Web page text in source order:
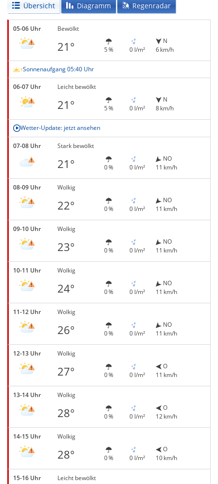
Übersicht Diagramm Regenradar
05-06 Uhr Bewölkt
21° 5 % 0 l/m²
N
6 km/h
Sonnenaufgang 05:40 Uhr
06-07 Uhr Leicht bewölkt
21° 5 % 0 l/m²
N
8 km/h
Wetter-Update: jetzt ansehen
07-08 Uhr Stark bewölkt
21° 0 % 0 l/m²
NO
11 km/h
08-09 Uhr Wolkig
22° 0 % 0 l/m²
NO
11 km/h
09-10 Uhr Wolkig
23° 0 % 0 l/m²
NO
11 km/h
10-11 Uhr Wolkig
24° 0 % 0 l/m²
NO
11 km/h
11-12 Uhr Wolkig
26° 0 % 0 l/m²
NO
11 km/h
12-13 Uhr Wolkig
27° 0 % 0 l/m²
O
11 km/h
13-14 Uhr Wolkig
28° 0 % 0 l/m²
O
12 km/h
14-15 Uhr Wolkig
28° 0 % 0 l/m²
O
10 km/h
15-16 Uhr Leicht bewölkt